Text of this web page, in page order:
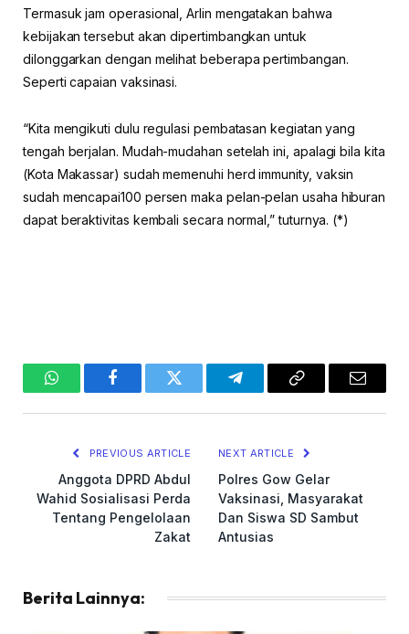
Termasuk jam operasional, Arlin mengatakan bahwa
kebijakan tersebut akan dipertimbangkan untuk
dilonggarkan dengan melihat beberapa pertimbangan.
Seperti capaian vaksinasi.
“Kita mengikuti dulu regulasi pembatasan kegiatan yang
tengah berjalan. Mudah-mudahan setelah ini, apalagi bila kita
(Kota Makassar) sudah memenuhi herd immunity, vaksin
sudah mencapai100 persen maka pelan-pelan usaha hiburan
dapat beraktivitas kembali secara normal,” tuturnya. (*)
WhatsAppFacebookTwitter TelegramCopy
Email
PREVIOUS ARTICLE
Anggota DPRD Abdul
Wahid Sosialisasi Perda
Tentang Pengelolaan
Zakat
NEXT ARTICLE
Polres Gow Gelar
Vaksinasi, Masyarakat
Dan Siswa SD Sambut
Antusias
Berita Lainnya: